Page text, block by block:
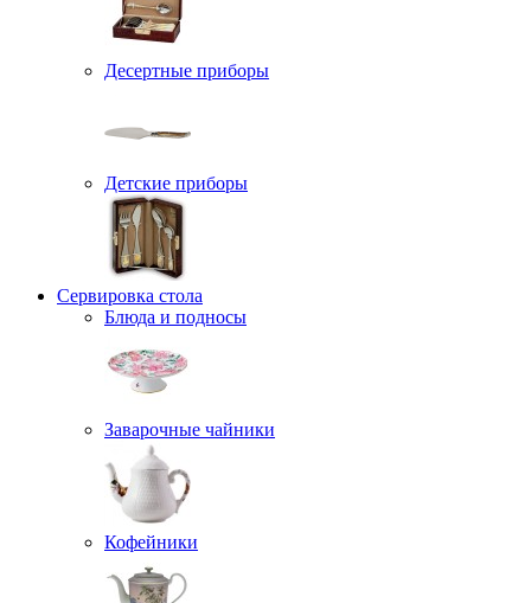
Десертные приборы
Детские приборы
Сервировка стола
Блюда и подносы
Заварочные чайники
Кофейники